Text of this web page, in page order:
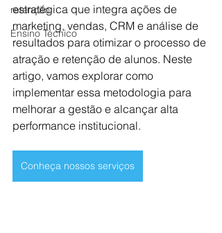
retenção
Ensino Técnico
estratégica que integra ações de
marketing, vendas, CRM e análise de
resultados para otimizar o processo de
atração e retenção de alunos. Neste
artigo, vamos explorar como
implementar essa metodologia para
melhorar a gestão e alcançar alta
performance institucional.
Conheça nossos serviços